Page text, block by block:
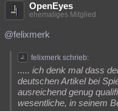
OpenEyes
ehemaliges Mitglied
@felixmerk
felixmerk schrieb:
..... ich denk mal dass
deutschen Artikel bei
ausreichend genug
wesentliche, in seinem